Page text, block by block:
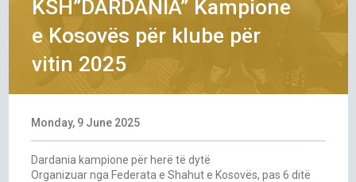
KSH”DARDANIA” Kampione
e Kosovës për klube për
vitin 2025
Monday, 9 June 2025
Dardania kampione për herë të dytë
Organizuar nga Federata e Shahut e Kosovës, pas 6 ditë